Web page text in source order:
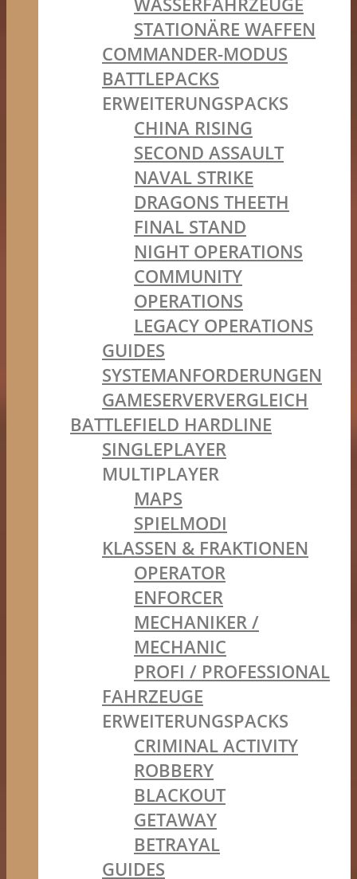
STATIONÄRE WAFFEN
COMMANDER-MODUS
BATTLEPACKS
ERWEITERUNGSPACKS
CHINA RISING
SECOND ASSAULT
NAVAL STRIKE
DRAGONS THEETH
FINAL STAND
NIGHT OPERATIONS
COMMUNITY
OPERATIONS
LEGACY OPERATIONS
GUIDES
SYSTEMANFORDERUNGEN
GAMESERVERVERGLEICH
BATTLEFIELD HARDLINE
SINGLEPLAYER
MULTIPLAYER
MAPS
SPIELMODI
KLASSEN & FRAKTIONEN
OPERATOR
ENFORCER
MECHANIKER /
MECHANIC
PROFI / PROFESSIONAL
FAHRZEUGE
ERWEITERUNGSPACKS
CRIMINAL ACTIVITY
ROBBERY
BLACKOUT
GETAWAY
BETRAYAL
GUIDES